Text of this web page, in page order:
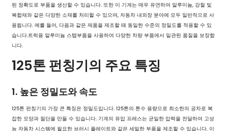
된 정확도로 부품을 생산할 수 있습니다. 또한 이 기계는 매우 유연하여 알루미늄, 강철 및
복합재와 같은 다양한 소재를 처리할 수 있으며, 자동차 내외장 분야에 모두 일반적으로 사
용됩니다. 예를 들어, 다음과 같은 제품을 제조할 때 동일한 수준의 정밀도를 적용할 수 있
습니다.트럭용 알루미늄 스텝부품을 사용하여 다양한 차량 부품에서 일관된 품질을 보장합
니다.
125톤 펀칭기의 주요 특징
1. 높은 정밀도와 속도
125톤 펀칭기의 가장 큰 특징은 정밀도입니다. 125톤의 톤수 용량으로 최소한의 공차로 복
잡한 모양과 절단을 만들 수 있습니다. 기계의 유압 프레스는 균일한 압력을 전달하여 고성
능 자동차 시스템에 필요한 브러시 플레이트와 같은 세밀한 부품을 제조할 수 있습니다. 이